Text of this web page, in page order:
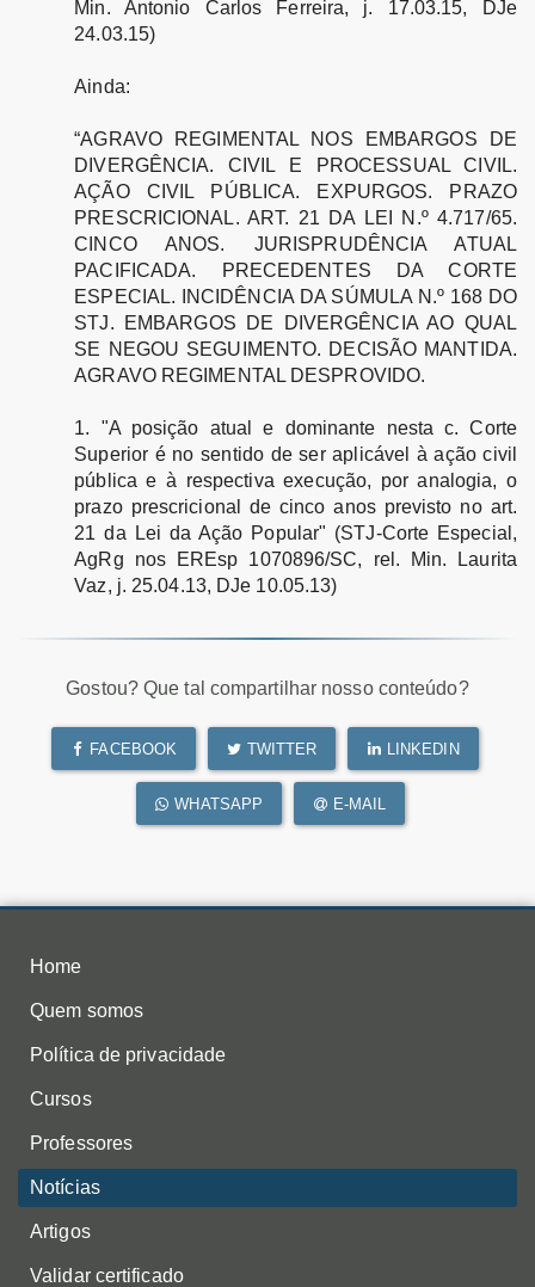
Min. Antonio Carlos Ferreira, j. 17.03.15, DJe
24.03.15)
Ainda:
“AGRAVO REGIMENTAL NOS EMBARGOS DE
DIVERGÊNCIA. CIVIL E PROCESSUAL CIVIL.
AÇÃO CIVIL PÚBLICA. EXPURGOS. PRAZO
PRESCRICIONAL. ART. 21 DA LEI N.º 4.717/65.
CINCO ANOS. JURISPRUDÊNCIA ATUAL
PACIFICADA. PRECEDENTES DA CORTE
ESPECIAL. INCIDÊNCIA DA SÚMULA N.º 168 DO
STJ. EMBARGOS DE DIVERGÊNCIA AO QUAL
SE NEGOU SEGUIMENTO. DECISÃO MANTIDA.
AGRAVO REGIMENTAL DESPROVIDO.
1. "A posição atual e dominante nesta c. Corte
Superior é no sentido de ser aplicável à ação civil
pública e à respectiva execução, por analogia, o
prazo prescricional de cinco anos previsto no art.
21 da Lei da Ação Popular" (STJ-Corte Especial,
AgRg nos EREsp 1070896/SC, rel. Min. Laurita
Vaz, j. 25.04.13, DJe 10.05.13)
Gostou? Que tal compartilhar nosso conteúdo?
FACEBOOK TWITTER LINKEDIN
WHATSAPP E-MAIL
Home
Quem somos
Política de privacidade
Cursos
Professores
Notícias
Artigos
Validar certificado